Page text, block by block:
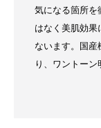
気になる箇所を
はなく美肌効果
ないます。国産
り、ワントー